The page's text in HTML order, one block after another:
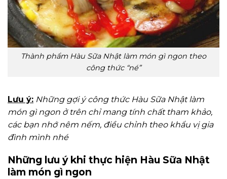
Thành phẩm Hàu Sữa Nhật làm món gì ngon theo
công thức “né”
Lưu ý: Những gợi ý công thức Hàu Sữa Nhật làm
món gì ngon ở trên chỉ mang tính chất tham khảo,
các bạn nhớ nêm nếm, điều chỉnh theo khẩu vị gia
đình mình nhé
Những lưu ý khi thực hiện Hàu Sữa Nhật
làm món gì ngon